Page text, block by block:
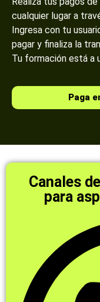
cualquier lugar a
Ingresa con tu
pagar y finaliza la
Tu formación está a
Paga
Canales
para